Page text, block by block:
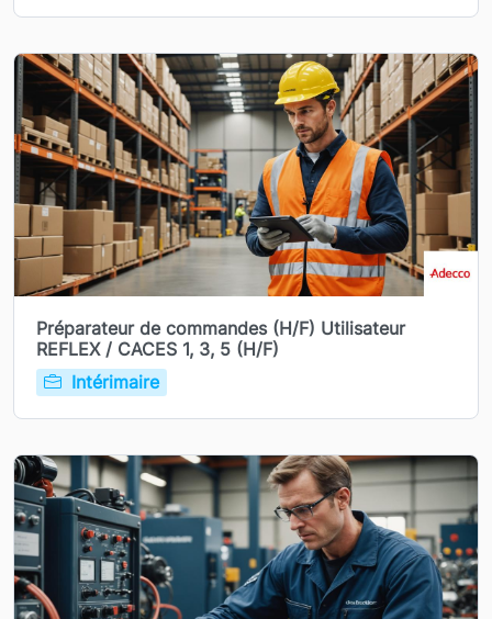
Préparateur de commandes (H/F) Utilisateur
REFLEX / CACES 1, 3, 5 (H/F)
Intérimaire